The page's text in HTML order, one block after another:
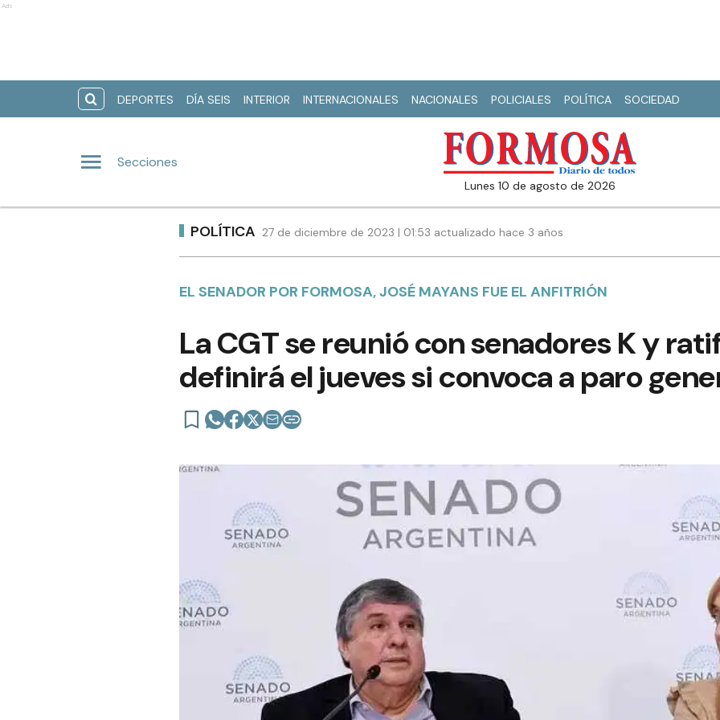
Ads
DEPORTES DÍA SEIS INTERIOR INTERNACIONALES NACIONALES POLICIALES POLÍTICA SOCIEDAD
Secciones
lunes 10 de agosto de 2026
POLÍTICA 27 de diciembre de 2023 | 01:53 actualizado hace 3 años
EL SENADOR POR FORMOSA, JOSÉ MAYANS FUE EL ANFITRIÓN
La CGT se reunió con senadores K y
definirá el jueves si convoca a paro